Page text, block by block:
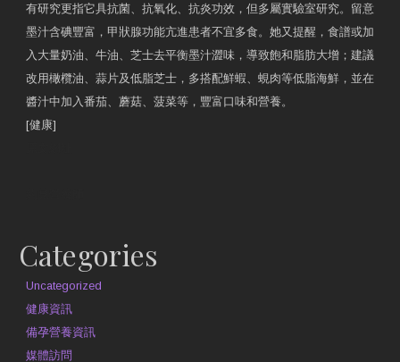
有研究更指它具抗菌、抗氧化、抗炎功效，但多屬實驗室研究。留意
墨汁含碘豐富，甲狀腺功能亢進患者不宜多食。她又提醒，食譜或加
入大量奶油、牛油、芝士去平衡墨汁澀味，導致飽和脂肪大增；建議
改用橄欖油、蒜片及低脂芝士，多搭配鮮蝦、蜆肉等低脂海鮮，並在
醬汁中加入番茄、蘑菇、菠菜等，豐富口味和營養。
[健康]
Categories
Uncategorized
健康資訊
備孕營養資訊
媒體訪問